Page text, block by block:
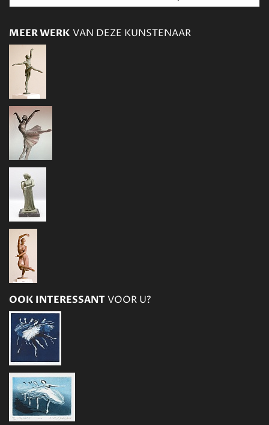
MEER WERK VAN DEZE KUNSTENAAR
OOK INTERESSANTVOOR U?